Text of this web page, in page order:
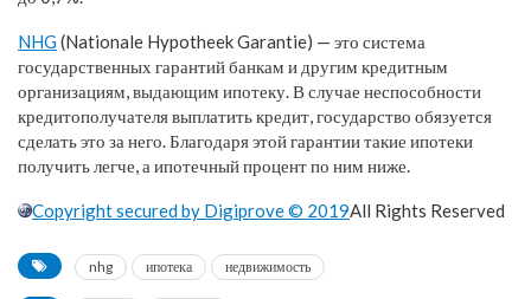
NHG(Nationale Hypotheek Garantie) — это система
государственных гарантий банкам и другим кредитным
организациям, выдающим ипотеку. В случае неспособности
кредитополучателя выплатить кредит, государство обязуется
сделать это за него. Благодаря этой гарантии такие ипотеки
получить легче, а ипотечный процент по ним ниже.
Copyright secured by Digiprove © 2019All Rights Reserved
nhg ипотека недвижимость